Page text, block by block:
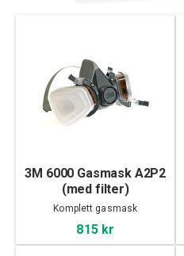
3M 6000 Gasmask A2P2
(med filter)
Komplett gasmask
815 kr